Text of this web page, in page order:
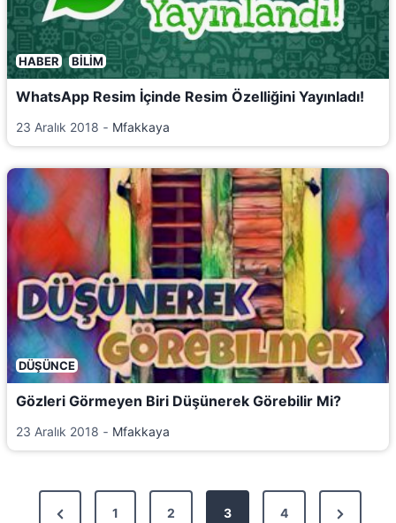
HABER BILIM
WhatsApp Resim İçinde Resim Özelliğini Yayınladı!
23 Aralık 2018 ‐ Mfakkaya
DÜŞÜNCE
Gözleri Görmeyen Biri Düşünerek Görebilir Mi?
23 Aralık 2018 ‐ Mfakkaya
P
1 2 3 4
N